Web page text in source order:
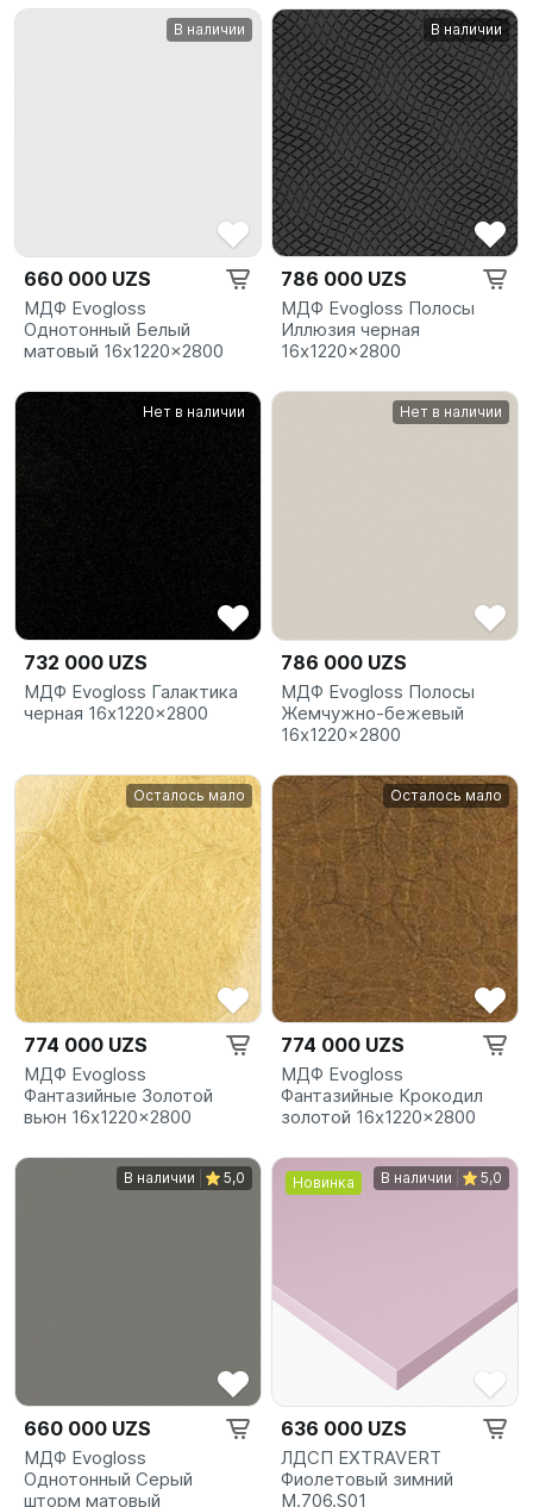
В наличии
660 000 UZS
МДФ Evogloss
Однотонный Белый
матовый 16x1220x2800
В наличии
786 000 UZS
МДФ Evogloss Полосы
Иллюзия черная
16x1220x2800
Нет в наличии
732 000 UZS
МДФ Evogloss Галактика
черная 16x1220x2800
Нет в наличии
786 000 UZS
МДФ Evogloss Полосы
Жемчужно-бежевый
16x1220x2800
Осталось мало
774 000 UZS
МДФ Evogloss
Фантазийные Золотой
вьюн 16x1220x2800
Осталось мало
774 000 UZS
МДФ Evogloss
Фантазийные Крокодил
золотой 16x1220x2800
В наличии 5,0
660 000 UZS
МДФ Evogloss
Однотонный Серый
шторм матовый
Новинка В наличии 5,0
636 000 UZS
ЛДСП EXTRAVERT
Фиолетовый зимний
M.706.S01